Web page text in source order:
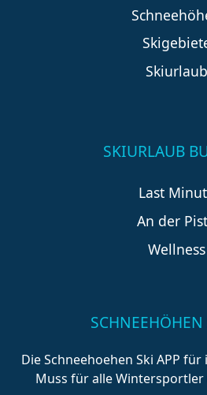
Skiurlaub
SKIURLAUB
Last
An der
Wellness
Die Schneehoehen Ski APP
Muss für alle Wintersportler